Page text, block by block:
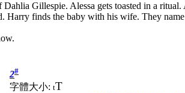
Dahlia Gillespie. Alessa gets toasted in a
Harry finds the baby with his wife. They
2#
字體大小: tT